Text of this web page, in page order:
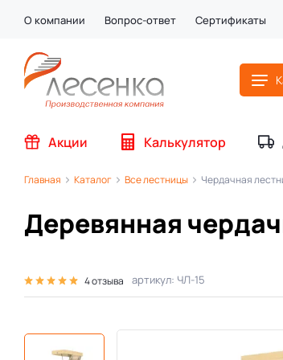
О компании Вопрос-ответ Сертификаты
Акции Калькулятор
Главная Каталог Все лестницы Чердачная
Деревянная
4 отзыва артикул: ЧЛ-15